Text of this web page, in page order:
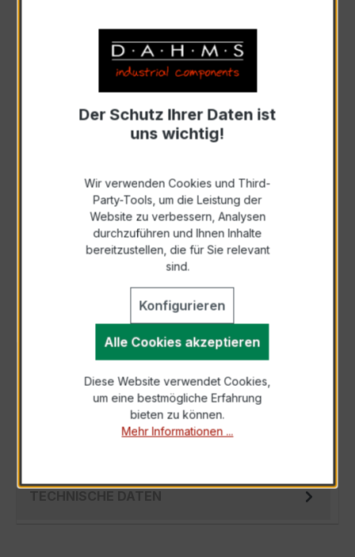
Scheinleistung (VA)auswählen
Auswahl zurücksetzen
Anfrage schriftlich
Als PDF exportieren
Der EASKD 31.8 3x500/5A 10VA Kl.0,2 ist ein
kompakter, hochpräziser
Verrechnungsstromwandler der bewährten
TECHNISCHE DATEN
Der Schutz Ihrer Daten ist
uns wichtig!
Wir verwenden Cookies und Third-
Party-Tools, um die Leistung der
Website zu verbessern, Analysen
durchzuführen und Ihnen Inhalte
bereitzustellen, die für Sie relevant
sind.
Konfigurieren
Alle Cookies akzeptieren
Diese Website verwendet Cookies,
um eine bestmögliche Erfahrung
bieten zu können.
Mehr Informationen ...